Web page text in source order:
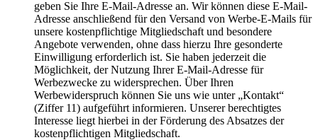
geben Sie Ihre E-Mail-Adresse an. Wir können diese E-Mail-
Adresse anschließend für den Versand von Werbe-E-Mails für
unsere kostenpflichtige Mitgliedschaft und besondere
Angebote verwenden, ohne dass hierzu Ihre gesonderte
Einwilligung erforderlich ist. Sie haben jederzeit die
Möglichkeit, der Nutzung Ihrer E-Mail-Adresse für
Werbezwecke zu widersprechen. Über Ihren
Werbewiderspruch können Sie uns wie unter „Kontakt“
(Ziffer 11) aufgeführt informieren. Unserer berechtigtes
Interesse liegt hierbei in der Förderung des Absatzes der
kostenpflichtigen Mitgliedschaft.